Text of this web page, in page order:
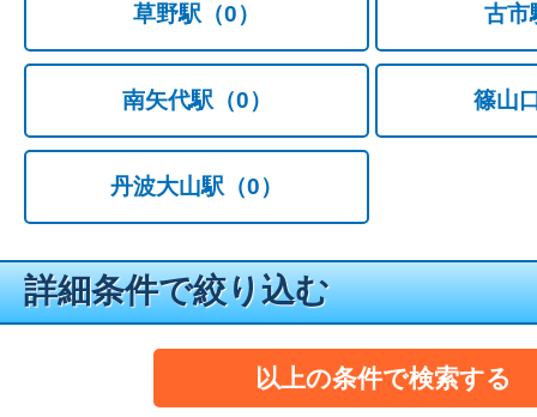
草野駅 （0） 古市
南矢代駅 （0） 篠山
丹波大山駅 （0）
詳細条件で絞り込む